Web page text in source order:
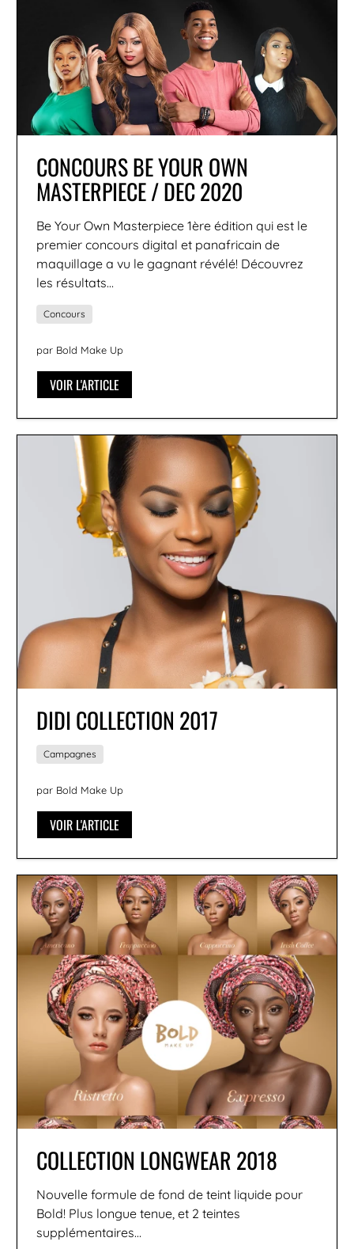
CONCOURS BE YOUR OWN
MASTERPIECE / DEC 2020
Be Your Own Masterpiece 1ère édition qui est le
premier concours digital et panafricain de
maquillage a vu le gagnant révélé! Découvrez
les résultats…
Concours
par Bold Make Up
VOIR L'ARTICLE
DIDI COLLECTION 2017
Campagnes
par Bold Make Up
VOIR L'ARTICLE
COLLECTION LONGWEAR 2018
Nouvelle formule de fond de teint liquide pour
Bold! Plus longue tenue, et 2 teintes
supplémentaires…